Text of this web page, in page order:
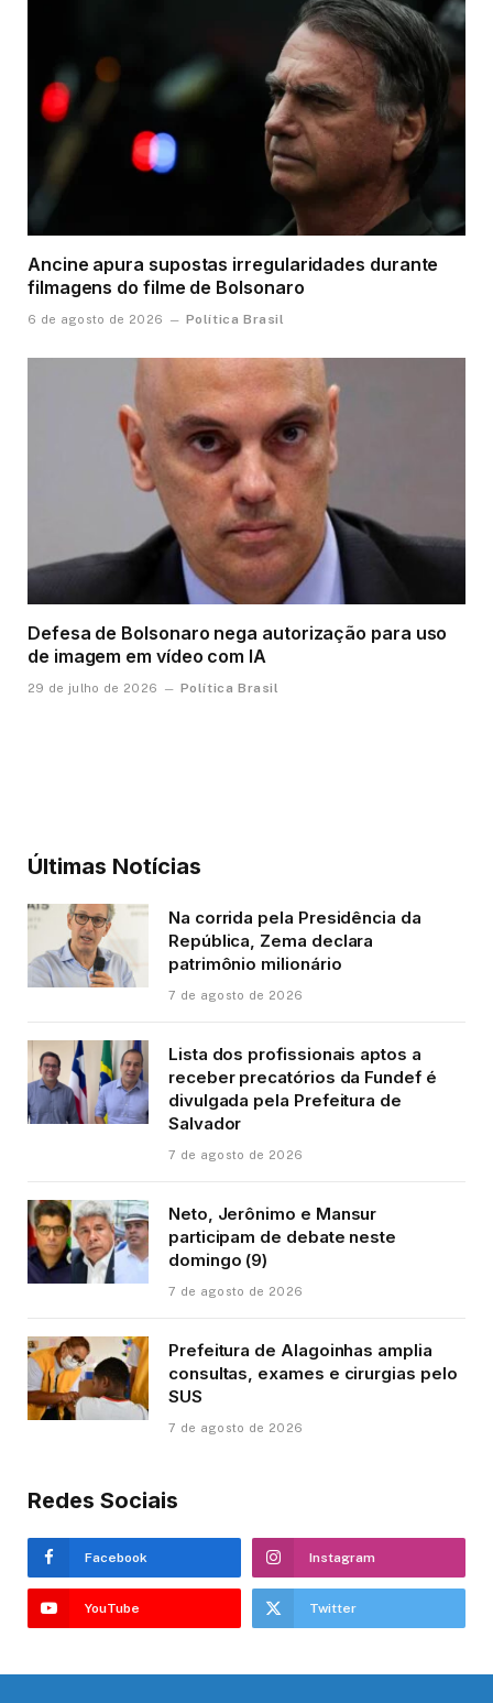
Ancine apura supostas irregularidades durante
filmagens do filme de Bolsonaro
6 de agosto de 2026 Política Brasil
Defesa de Bolsonaro nega autorização para uso
de imagem em vídeo com IA
29 de julho de 2026 Política Brasil
Últimas Notícias
Na corrida pela Presidência da
República, Zema declara
patrimônio milionário
7 de agosto de 2026
Lista dos profissionais aptos a
receber precatórios da Fundef é
divulgada pela Prefeitura de
Salvador
7 de agosto de 2026
Neto, Jerônimo e Mansur
participam de debate neste
domingo (9)
7 de agosto de 2026
Prefeitura de Alagoinhas amplia
consultas, exames e cirurgias pelo
SUS
7 de agosto de 2026
Redes Sociais
Facebook Instagram
YouTube Twitter